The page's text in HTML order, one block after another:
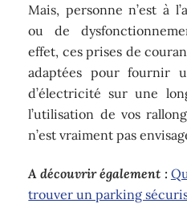
Mais, personne n’est à
ou de
effet, ces prises de
adaptées pour fournir
d’électricité sur une
l’utilisation de vos
n’est vraiment pas
A découvrir également :
trouver un parking